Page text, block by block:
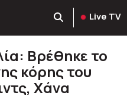
Live TV
Βρέθηκε το
κόρης του
Χάνα